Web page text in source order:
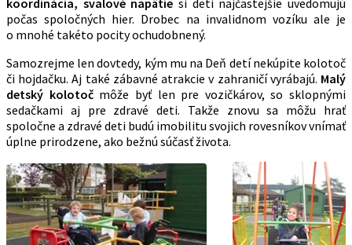
koordinácia, svalové napätie si deti najčastejšie uvedomujú
počas spoločných hier. Drobec na invalidnom vozíku ale je
o mnohé takéto pocity ochudobnený.
Samozrejme len dovtedy, kým mu na Deň detí nekúpite kolotoč
či hojdačku. Aj také zábavné atrakcie v zahraničí vyrábajú. Malý
detský kolotočmôže byť len pre vozičkárov, so sklopnými
sedačkami aj pre zdravé deti. Takže znovu sa môžu hrať
spoločne a zdravé deti budú imobilitu svojich rovesníkov vnímať
úplne prirodzene, ako bežnú súčasť života.